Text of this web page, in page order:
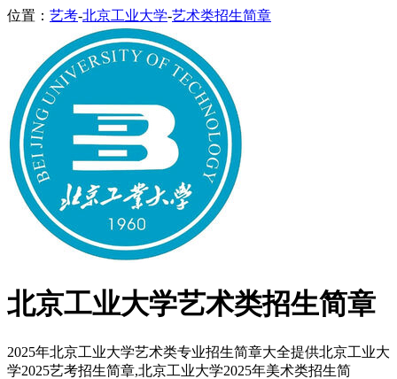
位置： 艺考-北京工业大学-艺术类招生简章
北京工业大学艺术类招生简章
2025年北京工业大学艺术类专业招生简章大全提供北京工业大
学2025艺考招生简章,北京工业大学2025年美术类招生简